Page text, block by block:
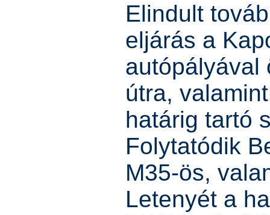
Elindult
eljárás a
autópályával
útra,
határig tartó
Folytatódik
M35-ös,
Letenyét a